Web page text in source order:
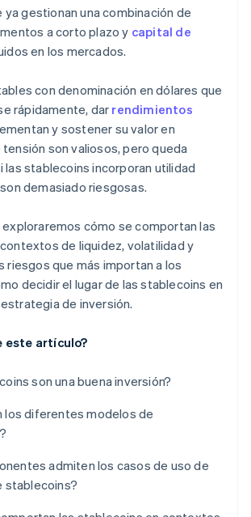
gestionan una combinación de
a corto plazo y capital de
en los mercados.
con denominación en dólares que
rápidamente, dar rendimientos
y sostener su valor en
son valiosos, pero queda
las stablecoins incorporan utilidad
demasiado riesgosas.
exploraremos cómo se comportan las
de liquidez, volatilidad y
riesgos que más importan a los
decidir el lugar de las stablecoins en
de inversión.
este artículo?
son una buena inversión?
los diferentes modelos de
admiten los casos de uso de
stablecoins?